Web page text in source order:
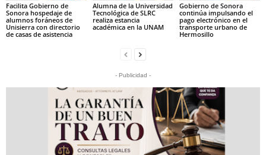
Facilita Gobierno de
Sonora hospedaje de
alumnos foráneos de
Unisierra con directorio
de casas de asistencia
Alumna de la Universidad
Tecnológica de SLRC
realiza estancia
académica en la UNAM
Gobierno de Sonora
continúa impulsando el
pago electrónico en el
transporte urbano de
Hermosillo
- Publicidad -